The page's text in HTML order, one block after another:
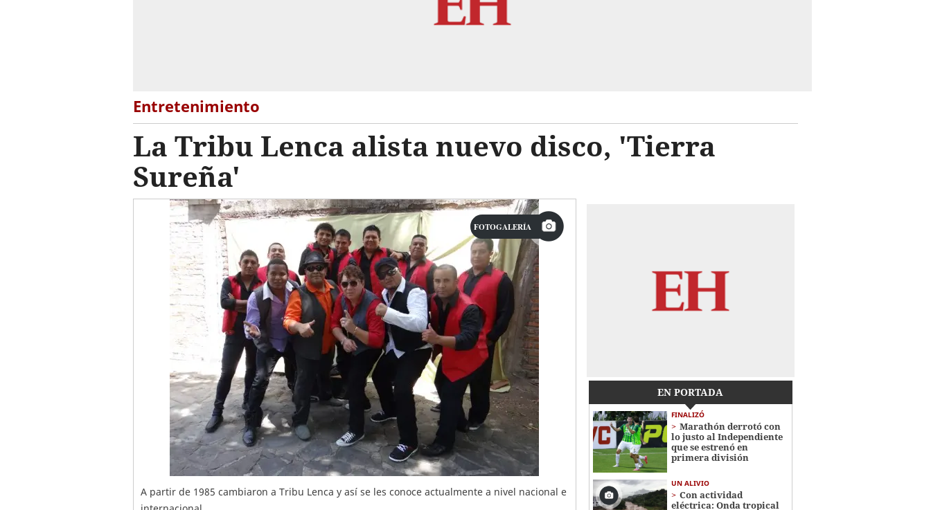
Entretenimiento
La Tribu Lenca alista nuevo disco, 'Tierra
Sureña'
FOTOGALERÍA
A partir de 1985 cambiaron a Tribu Lenca y así se les conoce actualmente a nivel nacional e
EN PORTADA
FINALIZÓ
Marathón derrotó con
lo justo al Independiente
que se estrenó en
primera división
UN ALIVIO
Con actividad
eléctrica: Onda tropical